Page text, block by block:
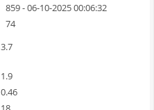
859 - 06-10-2025 00:06:32
74
3.7
1.9
0.46